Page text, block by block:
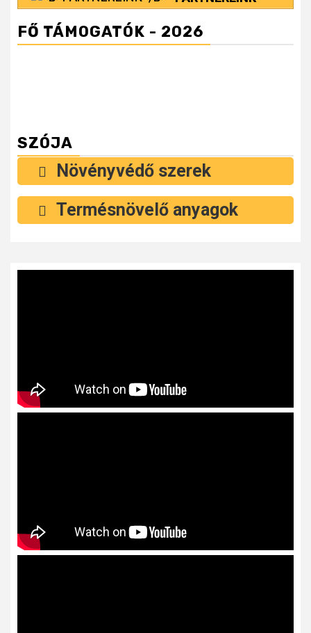
FŐ TÁMOGATÓK - 2026
SZÓJA
Növényvédő szerek
Termésnövelő anyagok